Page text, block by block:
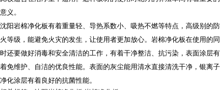
意义。
沈阳岩棉净化板有着重量轻、导热系数小、吸热不燃等特点，高级别的防
火等级，能避免火灾的发生，让使用者更加放心。岩棉净化板在使用的同
时还要做好消毒和安全清洁的工作，有着干净整洁、抗污染，表面涂层有
着免维护、自洁的优良性能。表面的灰尘能用清水直接清洗干净，银离子
净化涂层有着良好的抗菌性能。